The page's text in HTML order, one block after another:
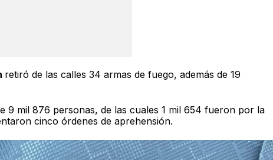
retiró de las calles 34 armas de fuego, además de 19
9 mil 876 personas, de las cuales 1 mil 654 fueron por la
cinco órdenes de aprehensión.